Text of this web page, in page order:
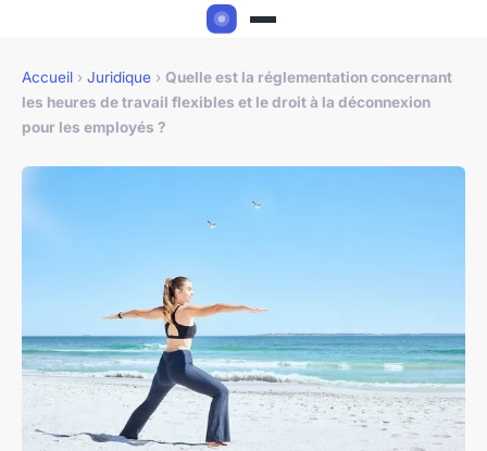
Accueil › Juridique › Quelle est la réglementation concernant
les heures de travail flexibles et le droit à la déconnexion
pour les employés ?